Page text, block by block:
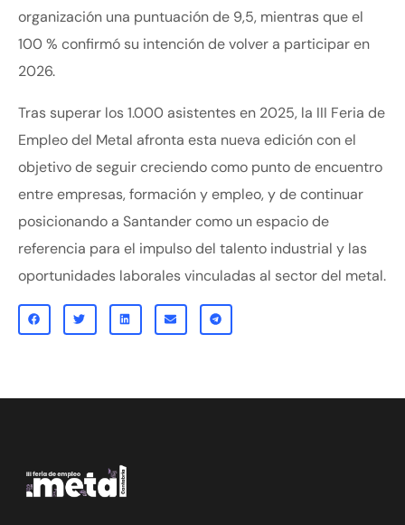
organización una puntuación de 9,5, mientras que el
100 % confirmó su intención de volver a participar en
2026.
Tras superar los 1.000 asistentes en 2025, la III Feria de
Empleo del Metal afronta esta nueva edición con el
objetivo de seguir creciendo como punto de encuentro
entre empresas, formación y empleo, y de continuar
posicionando a Santander como un espacio de
referencia para el impulso del talento industrial y las
oportunidades laborales vinculadas al sector del metal.